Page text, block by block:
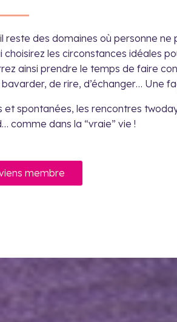
reste des domaines où personne ne
choisirez les circonstances idéales
ainsi prendre le temps de faire
de rire, d’échanger… Une
et spontanées, les rencontres
comme dans la “vraie” vie !
membre